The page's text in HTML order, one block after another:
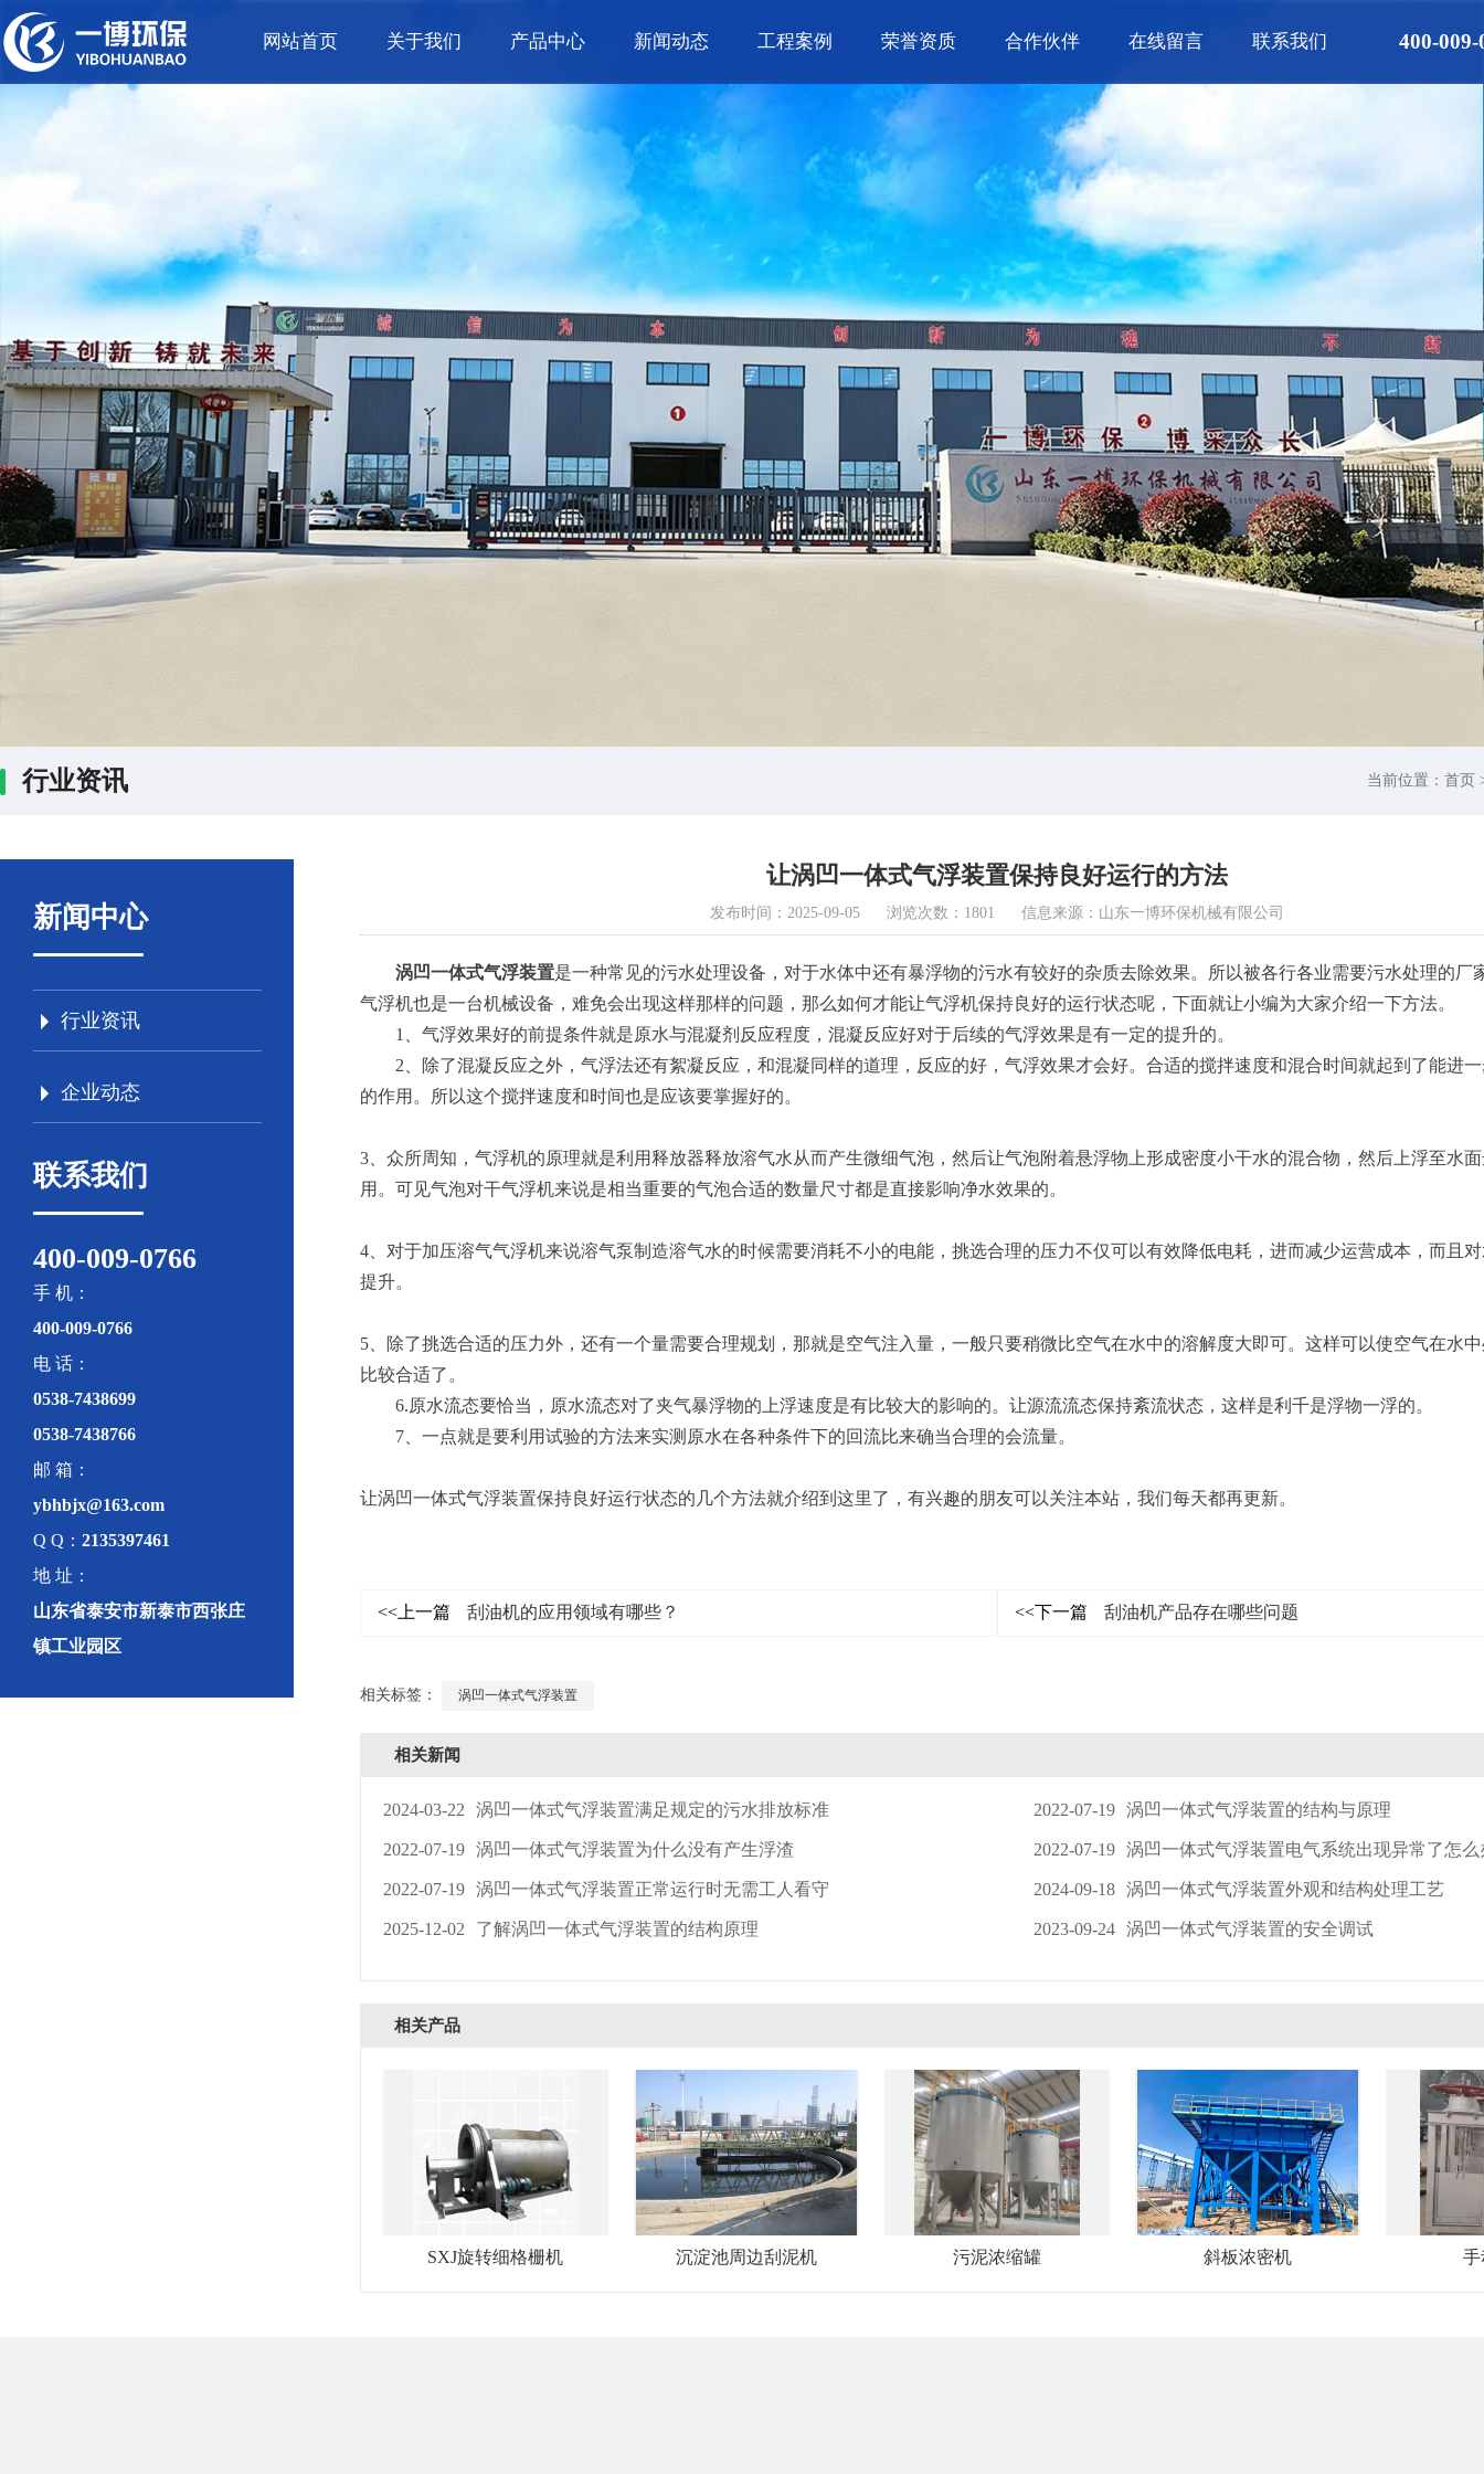
网站首页 关于我们 产品中心 新闻动态 工程案例 荣誉资质 合作伙伴 在线留言 联系我们 400-009-
行业资讯 当前位置： 首页
新闻中心
行业资讯
企业动态
联系我们
400-009-0766
手 机：
400-009-0766
电 话：
0538-7438699
0538-7438766
邮 箱：
ybhbjx@163.com
Q Q： 2135397461
地 址：
山东省泰安市新泰市西张庄
镇工业园区
让涡凹一体式气浮装置保持良好运行的方法
发布时间：2025-09-05 浏览次数：1801 信息来源：山东一博环保机械有限公司
涡凹一体式气浮装置是一种常见的污水处理设备，对于水体中还有暴浮物的污水有较好的杂质去除效果。所以被各行各业需要污水处理的厂
气浮机也是一台机械设备，难免会出现这样那样的问题，那么如何才能让气浮机保持良好的运行状态呢，下面就让小编为大家介绍一下方法。
1、气浮效果好的前提条件就是原水与混凝剂反应程度，混凝反应好对于后续的气浮效果是有一定的提升的。
2、除了混凝反应之外，气浮法还有絮凝反应，和混凝同样的道理，反应的好，气浮效果才会好。合适的搅拌速度和混合时间就起到了能进
的作用。所以这个搅拌速度和时间也是应该要掌握好的。
3、众所周知，气浮机的原理就是利用释放器释放溶气水从而产生微细气泡，然后让气泡附着悬浮物上形成密度小干水的混合物，然后上浮至水
用。可见气泡对干气浮机来说是相当重要的气泡合适的数量尺寸都是直接影响净水效果的。
4、对于加压溶气气浮机来说溶气泵制造溶气水的时候需要消耗不小的电能，挑选合理的压力不仅可以有效降低电耗，进而减少运营成本，而且
提升。
5、除了挑选合适的压力外，还有一个量需要合理规划，那就是空气注入量，一般只要稍微比空气在水中的溶解度大即可。这样可以使空气在水
比较合适了。
6.原水流态要恰当，原水流态对了夹气暴浮物的上浮速度是有比较大的影响的。让源流流态保持紊流状态，这样是利千是浮物一浮的。
7、一点就是要利用试验的方法来实测原水在各种条件下的回流比来确当合理的会流量。
让涡凹一体式气浮装置保持良好运行状态的几个方法就介绍到这里了，有兴趣的朋友可以关注本站，我们每天都再更新。
<<上一篇 刮油机的应用领域有哪些？ <<下一篇 刮油机产品存在哪些问题
相关标签： 涡凹一体式气浮装置
相关新闻
2024-03-22 涡凹一体式气浮装置满足规定的污水排放标准 2022-07-19 涡凹一体式气浮装置的结构与原理
2022-07-19 涡凹一体式气浮装置为什么没有产生浮渣 2022-07-19 涡凹一体式气浮装置电气系统出现异常了怎么
2022-07-19 涡凹一体式气浮装置正常运行时无需工人看守 2024-09-18 涡凹一体式气浮装置外观和结构处理工艺
2025-12-02 了解涡凹一体式气浮装置的结构原理 2023-09-24 涡凹一体式气浮装置的安全调试
相关产品
SXJ旋转细格栅机 沉淀池周边刮泥机 污泥浓缩罐 斜板浓密机 手